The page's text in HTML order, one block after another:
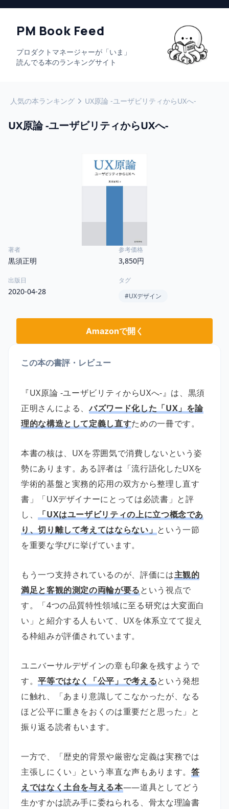
PM Book Feed
プロダクトマネージャーが「いま」
読んでる本のランキングサイト
人気の本ランキング UX原論 -ユーザビリティからUXへ-
UX原論 -ユーザビリティからUXへ-
著者
黒須正明
参考価格
3,850円
出版日
2020-04-28
タグ
#UXデザイン
Amazonで開く
この本の書評・レビュー
『UX原論 -ユーザビリティからUXへ-』は、黒須
正明さんによる、バズワード化した「UX」を論
理的な構造として定義し直すための一冊です。
本書の核は、UXを雰囲気で消費しないという姿
勢にあります。ある評者は「流行語化したUXを
学術的基盤と実務的応用の双方から整理し直す
書」「UXデザイナーにとっては必読書」と評
し、
「UXはユーザビリティの上に立つ概念であ
り、切り離して考えてはならない」 という一節
を重要な学びに挙げています。
もう一つ支持されているのが、評価には主観的
満足と客観的測定の両輪が要るという視点で
す。「4つの品質特性領域に至る研究は大変面白
い」と紹介する人もいて、UXを体系立てて捉え
る枠組みが評価されています。
ユニバーサルデザインの章も印象を残すようで
す。平等ではなく「公平」で考えるという発想
に触れ、「あまり意識してこなかったが、なる
ほど公平に重きをおくのは重要だと思った」と
振り返る読者もいます。
一方で、「歴史的背景や厳密な定義は実務では
主張しにくい」という率直な声もあります。 答
えではなく土台を与える本——道具としてどう
生かすかは読み手に委ねられる、骨太な理論書